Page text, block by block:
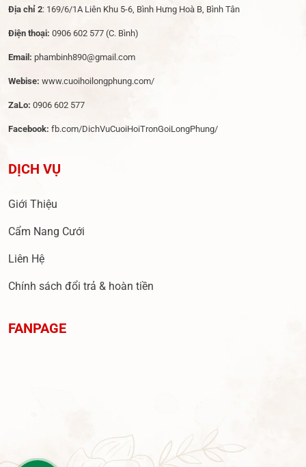
Địa chỉ 2: 169/6/1A Liên Khu 5-6, Bình Hưng Hoà B, Bình Tân
Điện thoại: 0906 602 577 (C. Bình)
Email: phambinh890@gmail.com
Webise: www.cuoihoilongphung.com/
ZaLo: 0906 602 577
Facebook: fb.com/DichVuCuoiHoiTronGoiLongPhung/
DỊCH VỤ
Giới Thiệu
Cẩm Nang Cưới
Liên Hệ
Chính sách đổi trả & hoàn tiền
FANPAGE